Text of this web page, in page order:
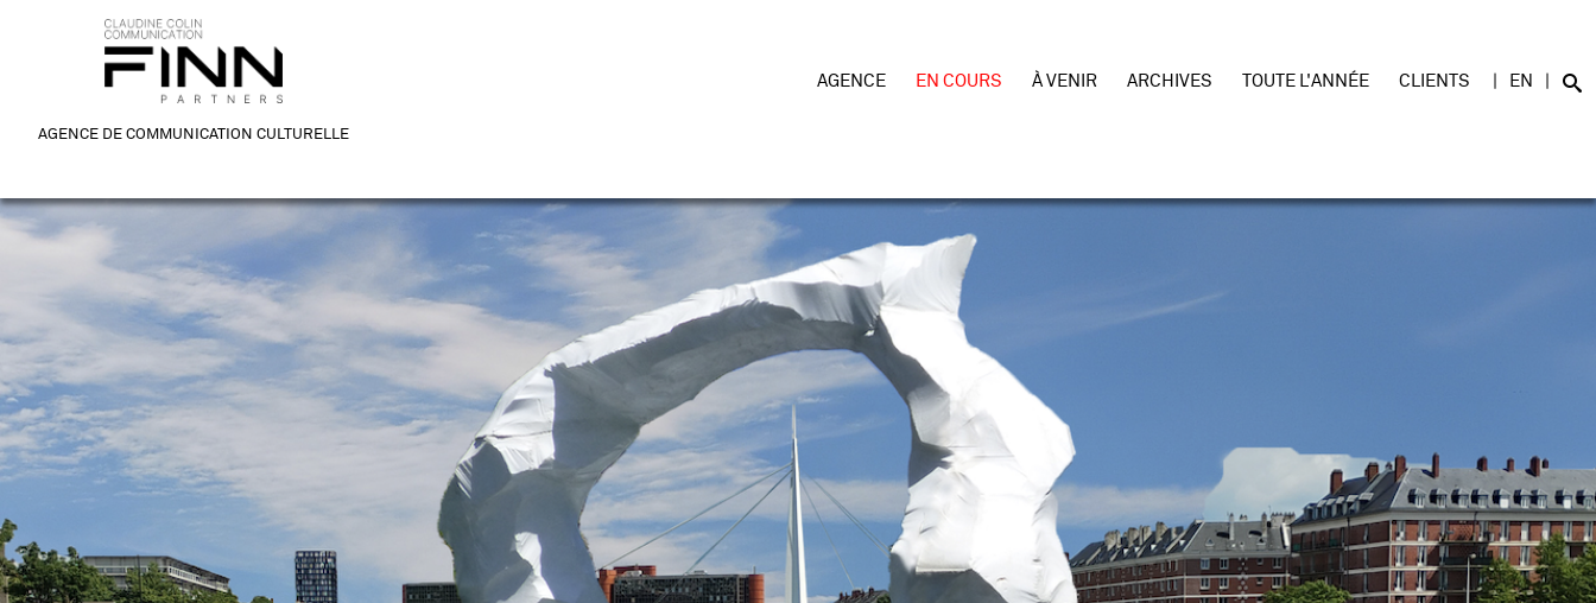
AGENCE DE COMMUNICATION CULTURELLE
AGENCE EN COURS À VENIR ARCHIVES TOUTE L'ANNÉE CLIENTS EN